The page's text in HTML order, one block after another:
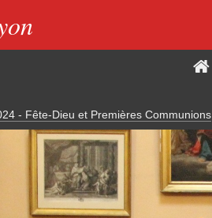
- Fête-Dieu et Premières Communions